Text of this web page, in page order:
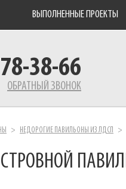
ВЫПОЛНЕННЫЕ ПРОЕКТЫ
38-66
ОБРАТНЫЙ ЗВОНОК
НЕДОРОГИЕ ПАВИЛЬОНЫ ИЗ ЛДСП